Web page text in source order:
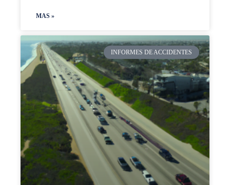
MAS »
INFORMES DE ACCIDENTES